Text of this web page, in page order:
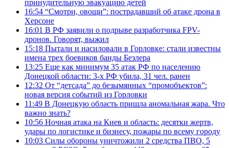
принудительную эвакуацию детей
16:54 “Смотри, овощи”: пострадавший об атаке дрона в
Херсоне
16:01 В РФ заявили о подрыве разработчика FPV-
дронов. Говорят, выжил
15:18 Пытали и насиловали в Горловке: стали известны
имена трех боевиков банды Безлера
13:25 Еще как минимум 35 атак РФ по населению
Донецкой области: 3-х РФ убила, 31 чел. ранен
12:32 От “детсада” до безымянных “промобъектов”:
новая версия событий из Горловки
11:49 В Донецкую область пришла аномальная жара. Что
важно знать?
10:56 Ночная атака на Киев и область: десятки жертв,
удары по логистике и бизнесу, пожары по всему городу
10:03 Силы обороны уничтожили 2 средства ПВО, 5